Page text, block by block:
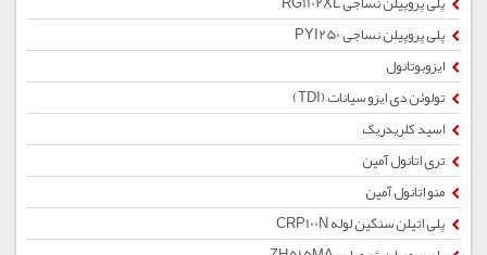
پلی پروپیلن نساجی PYI250
ایزوبوتانول
تولوئن دی ایزو سیانات (TDI)
اسید کلریدریک
تری اتانول آمین
منو اتانول آمین
پلی اتیلن سنگین لوله CRP100N